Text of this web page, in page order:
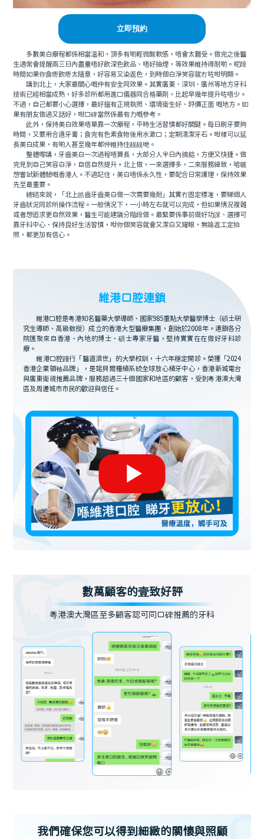
立即預約
多數美白療程都係相當溫和，頂多有啲輕微酸軟感，唔會太難受。做完之後醫
生通常會提醒兩三日內盡量唔好飲深色飲品、唔好抽煙，等效果維持得耐啲。呢段
時間如果你食嘢飲嘢太隨意，好容易又染返色，到時個白淨笑容就冇咗咁明顯。
講到北上，大家最關心嘅仲有安全同效果。其實廣東、深圳、廣州等地方牙科
技術已經相當成熟，好多診所都用進口儀器同合格藥劑，比起早幾年提升咗唔少。
不過，自己都要小心選擇，最好搵有正規執照、環境衛生好、評價正面 嘅地方。如
果有朋友做過又話好，咁口碑當然係最有力嘅參考。
此外，保持美白效果唔單靠一次療程，平時生活習慣都好關鍵。每日刷牙要夠
時間，又要用合適牙膏；食完有色素食物後用水漱口；定期清潔牙石。咁樣可以延
長美白成果，有啲人甚至幾年都仲維持住靓靓哋。
整體嚟講，牙齒美白一次過程唔算長，大部分人半日內搞掂，方便又快捷。做
完見到自己笑容白淨，自信自然提升。北上做，一來選擇多，二來服務細致，啱曬
想嘗試新體驗嘅香港人。不過記住，美白唔係永久性，要配合日常護理，保持效果
先至最重要。
總結來說，「北上皓齒牙齒美白做一次需要幾耐」其實冇固定標准，要睇個人
牙齒狀況同診所操作流程。一般情況下，一小時左右就可以完成，但如果情況複雜
或者想追求更自然效果，醫生可能建議分階段做。最緊要係事前做好功課、選擇可
靠牙科中心、保持良好生活習慣，咁你個笑容就會又潔白又耀眼，無論返工定拍
照，都更加有信心。
維港口腔連鎖
維港口腔是粵港知名醫藥大學導師、國家985重點大學醫學博士（碩士研
究生導師、高級教授）成立的香港大型醫療集團，創始於2008年。連鎖各分
院匯聚來自香港、內地的博士、碩士專家牙醫，堅持實實在在做好牙科診
療。
維港口腔踐行「醫道濟世」的大學校訓，十六年穩定開診。榮獲「2024
香港企業領袖品牌」，是諾貝爾種植系統全球放心植牙中心，香港新城電台
與廣東衛視推薦品牌，服務超過三十個國家和地區的顧客，受到粵港澳大灣
區及周邊城市市民的歡迎與信任。
數萬顧客的壹致好評
粵港澳大灣區至多顧客認可同口碑推薦的牙科
我們確保您可以得到細緻的關懷與照顧